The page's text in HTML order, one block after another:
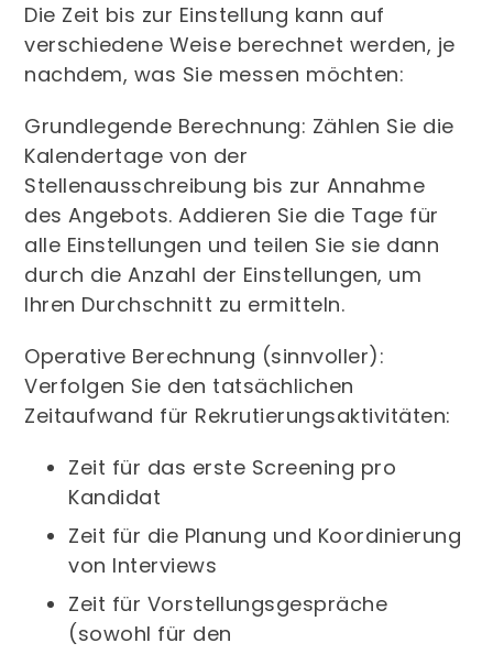
Die Zeit bis zur Einstellung kann auf
verschiedene Weise berechnet werden, je
nachdem, was Sie messen möchten:
Grundlegende Berechnung: Zählen Sie die
Kalendertage von der
Stellenausschreibung bis zur Annahme
des Angebots. Addieren Sie die Tage für
alle Einstellungen und teilen Sie sie dann
durch die Anzahl der Einstellungen, um
Ihren Durchschnitt zu ermitteln.
Operative Berechnung (sinnvoller):
Verfolgen Sie den tatsächlichen
Zeitaufwand für Rekrutierungsaktivitäten:
Zeit für das erste Screening pro
Kandidat
Zeit für die Planung und Koordinierung
von Interviews
Zeit für Vorstellungsgespräche
(sowohl für den